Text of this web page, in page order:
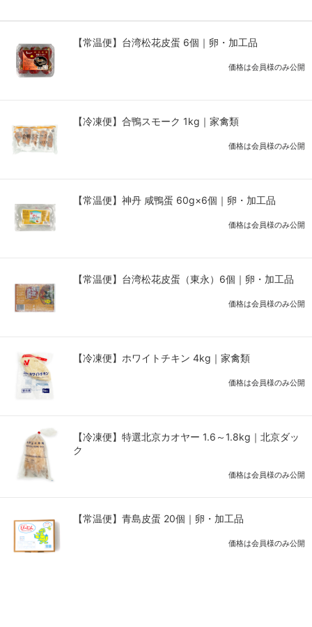
【常温便】台湾松花皮蛋 6個｜卵・加工品
価格は会員様のみ公開
【冷凍便】合鴨スモーク 1kg｜家禽類
価格は会員様のみ公開
【常温便】神丹 咸鴨蛋 60g×6個｜卵・加工品
価格は会員様のみ公開
【常温便】台湾松花皮蛋（東永）6個｜卵・加工品
価格は会員様のみ公開
【冷凍便】ホワイトチキン 4kg｜家禽類
価格は会員様のみ公開
【冷凍便】特選北京カオヤー 1.6～1.8kg｜北京ダッ
ク
価格は会員様のみ公開
【常温便】青島皮蛋 20個｜卵・加工品
価格は会員様のみ公開